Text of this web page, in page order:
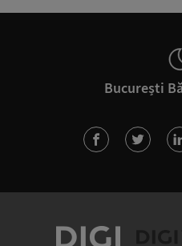
București